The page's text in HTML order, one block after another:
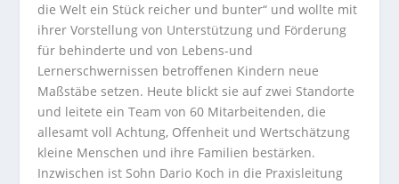
die Welt ein Stück reicher und bunter“ und wollte mit
ihrer Vorstellung von Unterstützung und Förderung
für behinderte und von Lebens-und
Lernerschwernissen betroffenen Kindern neue
Maßstäbe setzen. Heute blickt sie auf zwei Standorte
und leitete ein Team von 60 Mitarbeitenden, die
allesamt voll Achtung, Offenheit und Wertschätzung
kleine Menschen und ihre Familien bestärken.
Inzwischen ist Sohn Dario Koch in die Praxisleitung